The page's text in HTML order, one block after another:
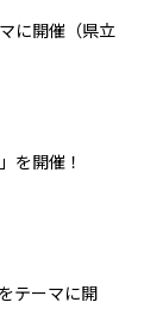
に開催（県立
を開催！
テーマに開